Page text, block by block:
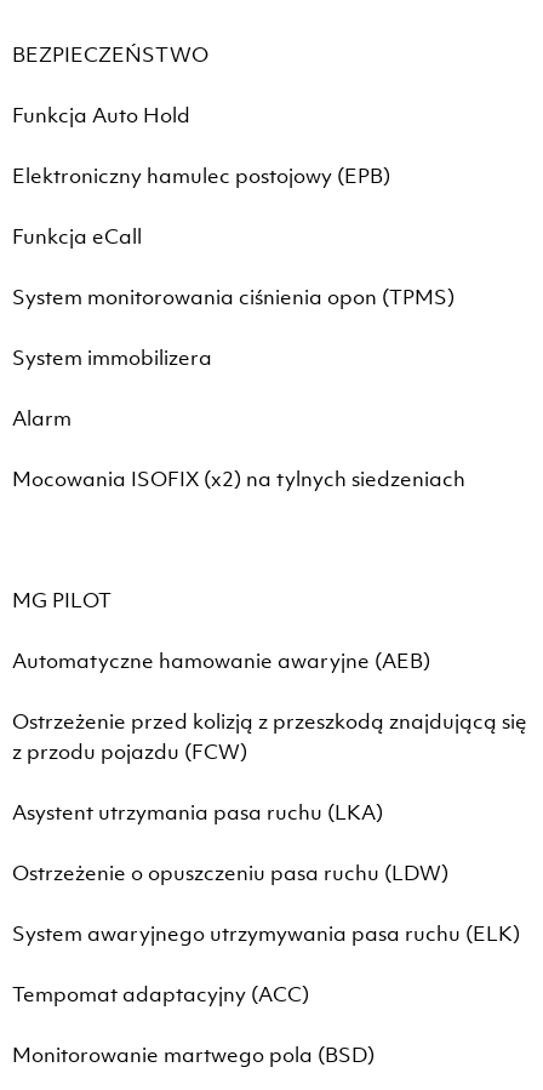
BEZPIECZEŃSTWO
Funkcja Auto Hold
Elektroniczny hamulec postojowy (EPB)
Funkcja eCall
System monitorowania ciśnienia opon (TPMS)
System immobilizera
Alarm
Mocowania ISOFIX (x2) na tylnych siedzeniach
MG PILOT
Automatyczne hamowanie awaryjne (AEB)
Ostrzeżenie przed kolizją z przeszkodą znajdującą się
z przodu pojazdu (FCW)
Asystent utrzymania pasa ruchu (LKA)
Ostrzeżenie o opuszczeniu pasa ruchu (LDW)
System awaryjnego utrzymywania pasa ruchu (ELK)
Tempomat adaptacyjny (ACC)
Monitorowanie martwego pola (BSD)